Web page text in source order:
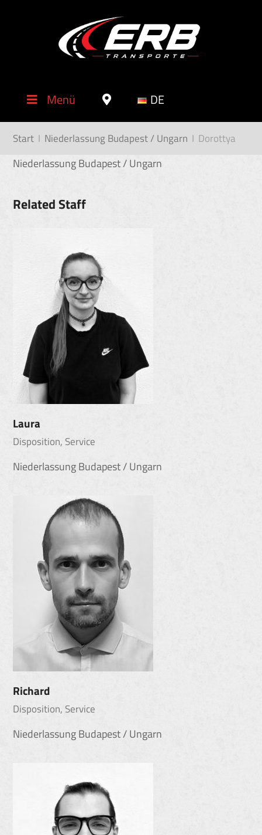
Menü DE
Start I Niederlassung Budapest / Ungarn I Dorottya
Niederlassung Budapest / Ungarn
Related Staff
Laura
Disposition, Service
Niederlassung Budapest / Ungarn
Richard
Disposition, Service
Niederlassung Budapest / Ungarn